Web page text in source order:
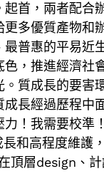
首，兩者配合
多優質產物和
普惠的平易近
，推進經濟社
質成長的要害
成長經過歷程中
！我需要校準
和高程度維護
頂層design、